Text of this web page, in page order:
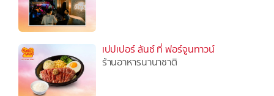
เปปเปอร์ ลันช์ ที่ ฟอร์จูนทาวน์
ร้านอาหารนานาชาติ